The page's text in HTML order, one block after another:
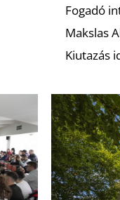
Fogadó
Makslas
Kiutazás